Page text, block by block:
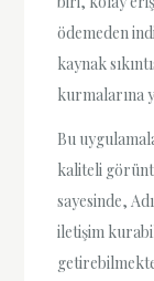
ödemeden
kaynak
kurmalarına
Bu
kaliteli
sayesinde,
iletişim